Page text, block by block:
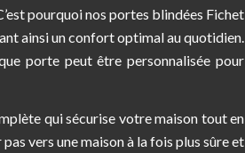
pourquoi nos portes blindées Fichet
ainsi un confort optimal au quotidien.
porte peut être personnalisée pour
qui sécurise votre maison tout en
vers une maison à la fois plus sûre et